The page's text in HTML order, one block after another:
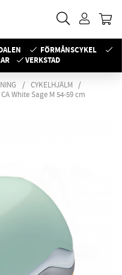
FÖRMÅNSCYKEL
VERKSTAD
CYKELHJÄLM
White Sage M 54-59 cm